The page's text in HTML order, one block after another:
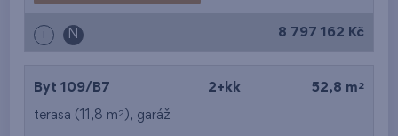
i N 8 797 162 Kč
Byt 109/B7 2+kk 52,8 m 2
terasa (11,8 m2 ), garáž